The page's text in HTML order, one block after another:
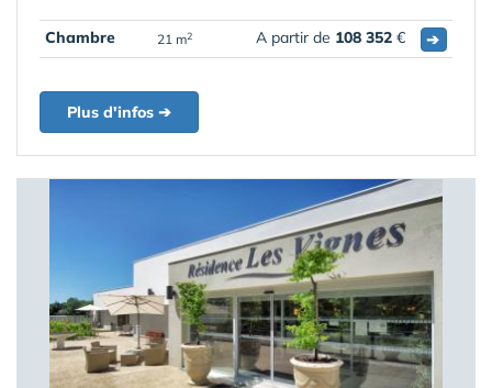
Chambre 21 m2 A partir de 108 352 € ➔
Plus d'infos ➔